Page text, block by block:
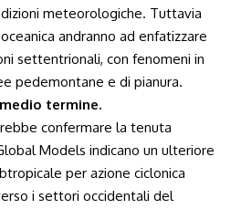
meteorologiche. Tuttavia
andranno ad enfatizzare
settentrionali, con fenomeni in
pedemontane e di pianura.
termine.
confermare la tenuta
Models indicano un ulteriore
per azione ciclonica
i settori occidentali del